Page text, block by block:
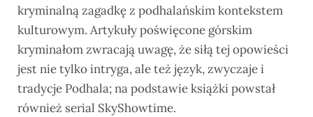
kryminalną zagadkę z podhalańskim kontekstem
kulturowym. Artykuły poświęcone górskim
kryminałom zwracają uwagę, że siłą tej opowieści
jest nie tylko intryga, ale też język, zwyczaje i
tradycje Podhala; na podstawie książki powstał
również serial SkyShowtime.